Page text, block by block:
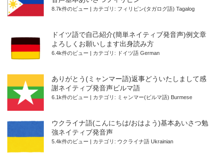
8.7k件のビュー カテゴリ: フィリピン(タガログ語) Tagalog
ドイツ語で自己紹介(簡単ネイティブ発音声)例文章
よろしくお願いします出身読み方
6.4k件のビュー カテゴリ: ドイツ語 German
ありがとう(ミャンマー語)返事どういたしまして感
謝ネイティブ発音声ビルマ語
6.1k件のビュー カテゴリ: ミャンマー(ビルマ語) Burmese
ウクライナ語(こんにちは/おはよう)基本あいさつ勉
強ネイティブ発音声
5.4k件のビュー カテゴリ: ウクライナ語 Ukrainian